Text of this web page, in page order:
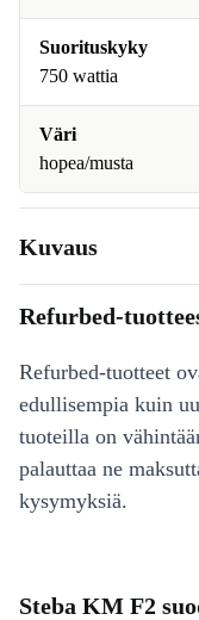
Suorituskyky
750 wattia
Väri
hopea/musta
Kuvaus
Refurbed-
Refurbed-tuotteet
edullisempia kuin
tuoteilla on
palauttaa ne
kysymyksiä.
Steba KM F2